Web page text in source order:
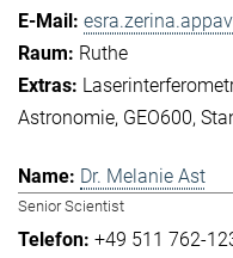
Ruthe
Astronomie GEO600
Dr. Melanie Ast
Senior Scientist
+49 511 762-